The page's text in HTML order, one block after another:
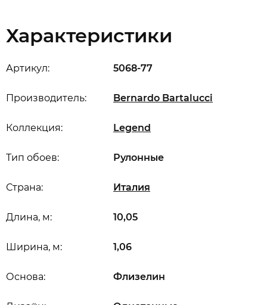
Характеристики
Артикул: 5068-77
Производитель: Bernardo Bartalucci
Коллекция: Legend
Длина, м: 10,05
Ширина, м: 1,06
Основа: Флизелин
Страна: Италия
Тип обоев: Рулонные